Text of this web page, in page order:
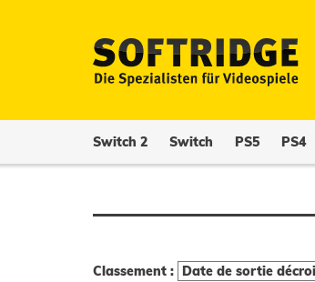
Switch 2 Switch PS5 PS4
Classement :